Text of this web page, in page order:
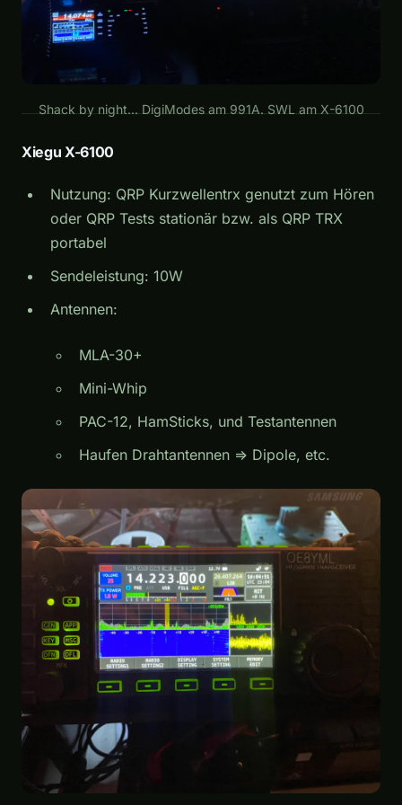
Shack by night... DigiModes am 991A. SWL am X-6100
Xiegu X-6100
Nutzung: QRP Kurzwellentrx genutzt zum Hören
oder QRP Tests stationär bzw. als QRP TRX
portabel
Sendeleistung: 10W
Antennen:
MLA-30+
Mini-Whip
PAC-12, HamSticks, und Testantennen
Haufen Drahtantennen => Dipole, etc.